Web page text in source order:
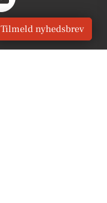
Tilmeld nyhedsbrev